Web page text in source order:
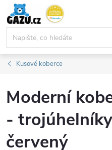
Přejít
obsah
Kusové koberce
Moderní
-
červený